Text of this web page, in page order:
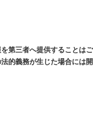
第三者へ提供することはご
的義務が生じた場合には